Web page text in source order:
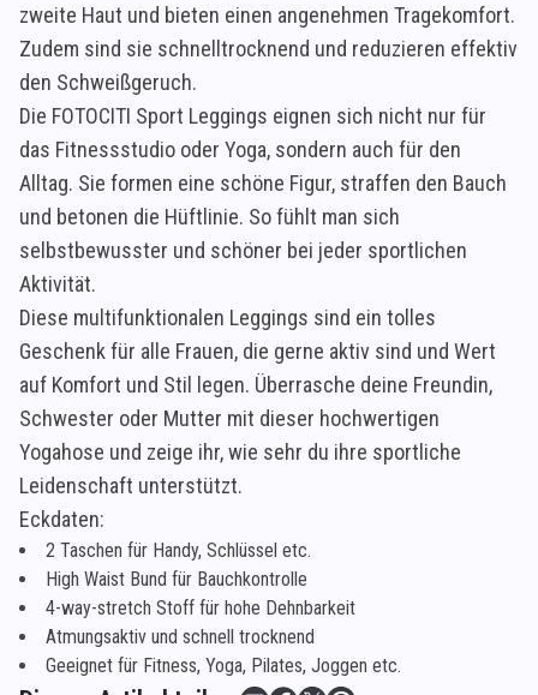
zweite Haut und bieten einen angenehmen Tragekomfort.
Zudem sind sie schnelltrocknend und reduzieren effektiv
den Schweißgeruch.
Die FOTOCITI Sport Leggings eignen sich nicht nur für
das Fitnessstudio oder Yoga, sondern auch für den
Alltag. Sie formen eine schöne Figur, straffen den Bauch
und betonen die Hüftlinie. So fühlt man sich
selbstbewusster und schöner bei jeder sportlichen
Aktivität.
Diese multifunktionalen Leggings sind ein tolles
Geschenk für alle Frauen, die gerne aktiv sind und Wert
auf Komfort und Stil legen. Überrasche deine Freundin,
Schwester oder Mutter mit dieser hochwertigen
Yogahose und zeige ihr, wie sehr du ihre sportliche
Leidenschaft unterstützt.
Eckdaten:
2 Taschen für Handy, Schlüssel etc.
High Waist Bund für Bauchkontrolle
4-way-stretch Stoff für hohe Dehnbarkeit
Atmungsaktiv und schnell trocknend
Geeignet für Fitness, Yoga, Pilates, Joggen etc.